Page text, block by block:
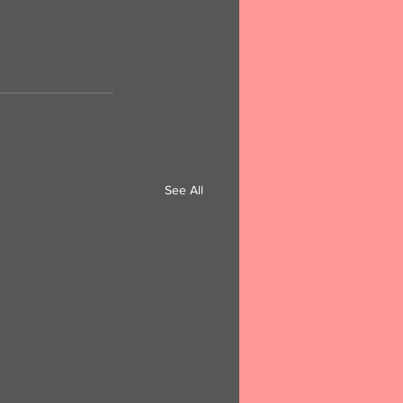
See All